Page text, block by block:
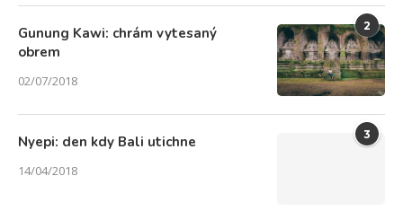
2
Gunung Kawi: chrám vytesaný
obrem
02/07/2018
3
Nyepi: den kdy Bali utichne
14/04/2018